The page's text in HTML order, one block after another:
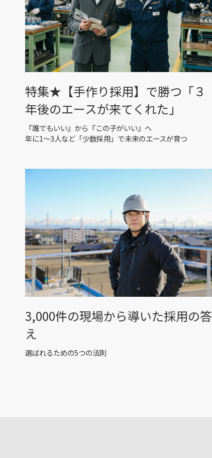
特集★【手作り採用】で勝つ「３
年後のエースが来てくれた」
『誰でもいい』から『この子がいい』へ
年に1〜3人など「少数採用」で未来のエースが育つ
3,000件の現場から導いた採用の答
え
選ばれるための5つの法則